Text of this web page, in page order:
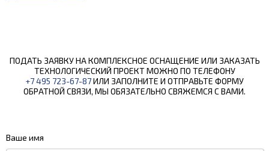
ПОДАТЬ ЗАЯВКУ НА КОМПЛЕКСНОЕ ОСНАЩЕНИЕ ИЛИ ЗАКАЗАТЬ
ТЕХНОЛОГИЧЕСКИЙ ПРОЕКТ МОЖНО ПО ТЕЛЕФОНУ
+7 495 723-67-87ИЛИ ЗАПОЛНИТЕ И ОТПРАВЬТЕ ФОРМУ
ОБРАТНОЙ СВЯЗИ, МЫ ОБЯЗАТЕЛЬНО СВЯЖЕМСЯ С ВАМИ.
Ваше имя